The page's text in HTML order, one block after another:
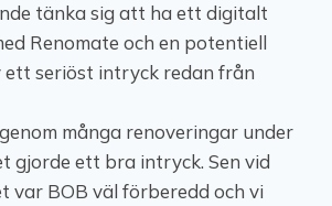
tänka sig att ha ett digitalt
Renomate och en potentiell
ett seriöst intryck redan från
många renoveringar under
gjorde ett bra intryck. Sen vid
var BOB väl förberedd och vi